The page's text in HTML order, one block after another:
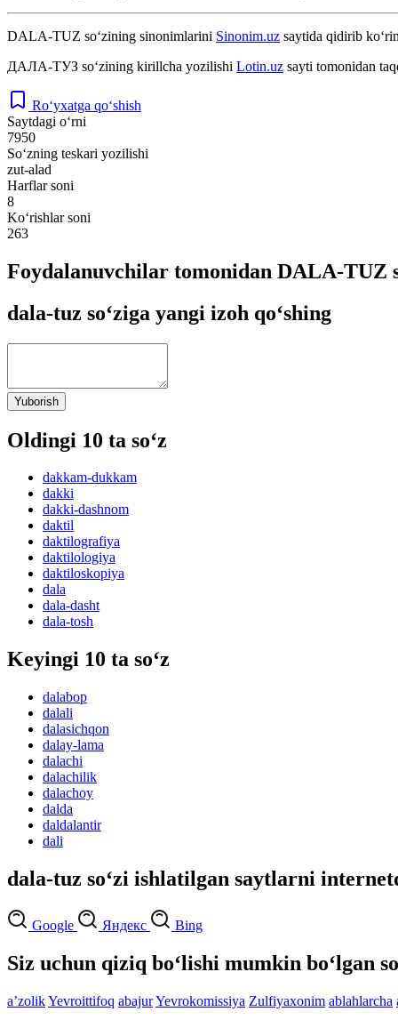
DALA-TUZ so‘zining sinonimlarini Sinonim.uz saytida qidirib
ДАЛА-ТУЗ so‘zining kirillcha yozilishi Lotin.uz sayti tomonidan
Ro‘yxatga qo‘shish
Saytdagi o‘rni
7950
So‘zning teskari yozilishi
zut-alad
Harflar soni
8
Ko‘rishlar soni
263
Foydalanuvchilar tomonidan DALA-TUZ
dala-tuz so‘ziga yangi izoh qo‘shing
Yuborish
Oldingi 10 ta so‘z
dakkam-dukkam
dakki
dakki-dashnom
daktil
daktilografiya
daktilologiya
daktiloskopiya
dala
dala-dasht
dala-tosh
Keyingi 10 ta so‘z
dalabop
dalali
dalasichqon
dalay-lama
dalachi
dalachilik
dalachoy
dalda
daldalantir
dali
dala-tuz so‘zi ishlatilgan saytlarni
Google Яндекс Bing
Siz uchun qiziq bo‘lishi mumkin bo‘lgan
aʼzolikYevroittifoq abajurYevrokomissiya Zulfiyaxonim ablahlarcha